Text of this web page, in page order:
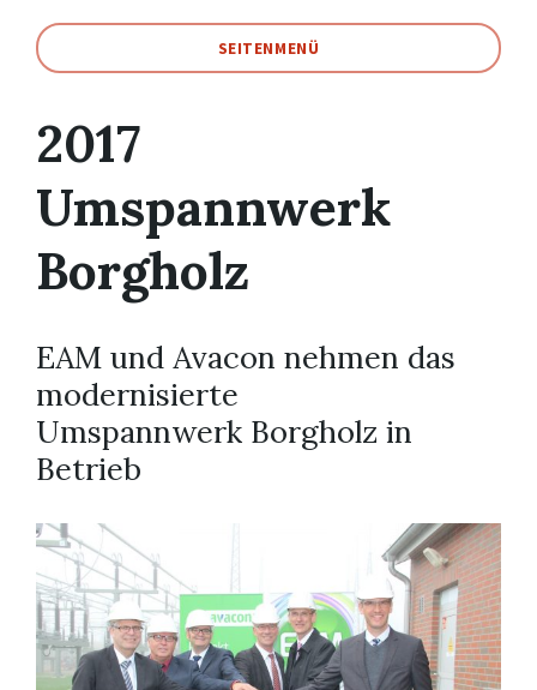
SEITENMENÜ
2017
Umspannwerk
Borgholz
EAM und Avacon nehmen das
modernisierte
Umspannwerk Borgholz in
Betrieb